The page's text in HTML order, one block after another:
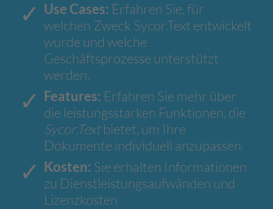
Use Cases: Erfahren Sie, für
welchen Zweck Sycor.Text entwickelt
wurde und welche
Geschäftsprozesse unterstützt
werden.
Features: Erfahren Sie mehr über
die leistungsstarken Funktionen, die
Sycor.Textbietet, um Ihre
Dokumente individuell anzupassen.
Kosten: Sie erhalten Informationen
zu Dienstleistungsaufwänden und
Lizenzkosten